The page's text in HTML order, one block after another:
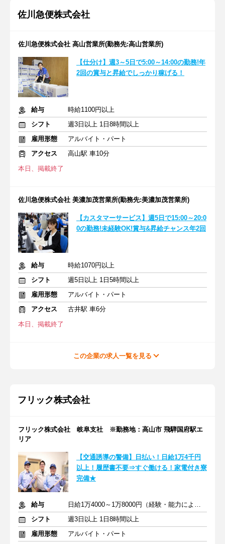
佐川急便株式会社
佐川急便株式会社 高山営業所(勤務先:高山営業所)
【仕分け】週3～5日で5:00～14:00の勤務!年
2回の賞与と昇給でしっかり稼げる！
給与
時給1100円以上
シフト
週3日以上 1日8時間以上
雇用形態
アルバイト・パート
アクセス
高山駅 車10分
本日、掲載終了
佐川急便株式会社 美濃加茂営業所(勤務先:美濃加茂営業所)
【カスタマーサービス】週5日で15:00～20:0
0の勤務!未経験OK!賞与&昇給チャンス年2回
給与
時給1070円以上
シフト
週5日以上 1日5時間以上
雇用形態
アルバイト・パート
アクセス
古井駅 車6分
本日、掲載終了
この企業の求人一覧を見る
フリック株式会社
フリック株式会社 岐阜支社 ※勤務地：高山市 飛騨国府駅エ
リア
【交通誘導の警備】日払い！日給1万4千円
以上！履歴書不要⇒すぐ働ける！家電付き寮
完備★
給与
日給1万4000～1万8000円（経験・能力による）
シフト
週3日以上 1日8時間以上
雇用形態
アルバイト・パート